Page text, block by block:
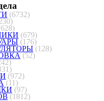
(6732)
(679)
(176)
(128)
(52)
(972)
(11)
(97)
(1812)